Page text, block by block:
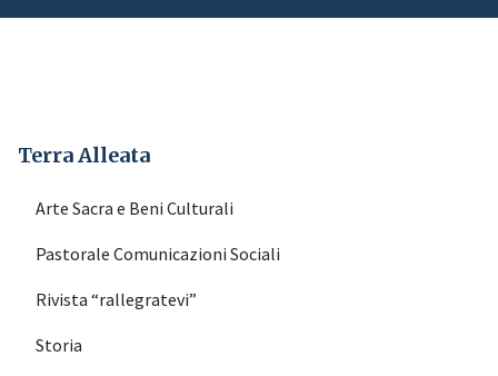
Terra Alleata
Arte Sacra e Beni Culturali
Pastorale Comunicazioni Sociali
Rivista “rallegratevi”
Storia